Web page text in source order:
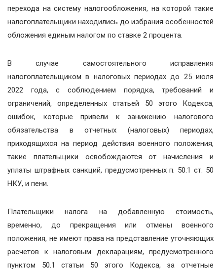
перехода на систему налогообложения, на которой такие
налогоплательщики находились до избрания особенностей
обложения единым налогом по ставке 2 процента.
В случае самостоятельного исправления
налогоплательщиком в налоговых периодах до 25 июля
2022 года, с соблюдением порядка, требований и
ограничений, определенных статьей 50 этого Кодекса,
ошибок, которые привели к занижению налогового
обязательства в отчетных (налоговых) периодах,
приходящихся на период действия военного положения,
такие плательщики освобождаются от начисления и
уплаты штрафных санкций, предусмотренных п. 50.1 ст. 50
НКУ, и пени.
Плательщики налога на добавленную стоимость,
временно, до прекращения или отмены военного
положения, не имеют права на представление уточняющих
расчетов к налоговым декларациям, предусмотренного
пунктом 50.1 статьи 50 этого Кодекса, за отчетные